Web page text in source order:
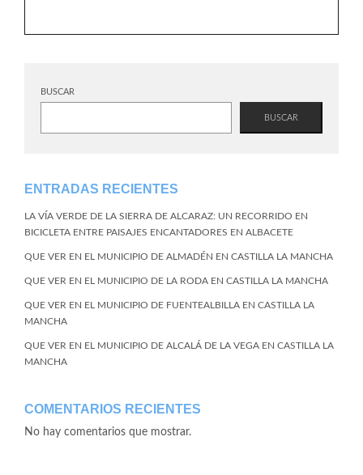
BUSCAR
BUSCAR
ENTRADAS RECIENTES
LA VÍA VERDE DE LA SIERRA DE ALCARAZ: UN RECORRIDO EN
BICICLETA ENTRE PAISAJES ENCANTADORES EN ALBACETE
QUE VER EN EL MUNICIPIO DE ALMADÉN EN CASTILLA LA MANCHA
QUE VER EN EL MUNICIPIO DE LA RODA EN CASTILLA LA MANCHA
QUE VER EN EL MUNICIPIO DE FUENTEALBILLA EN CASTILLA LA
MANCHA
QUE VER EN EL MUNICIPIO DE ALCALÁ DE LA VEGA EN CASTILLA LA
MANCHA
COMENTARIOS RECIENTES
No hay comentarios que mostrar.